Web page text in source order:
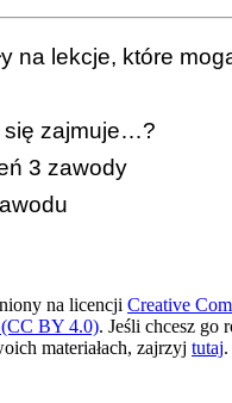
na lekcje, które
się zajmuje…?
3 zawody
na licencji Creative
BY 4.0). Jeśli chcesz go
materiałach, zajrzyj tutaj.